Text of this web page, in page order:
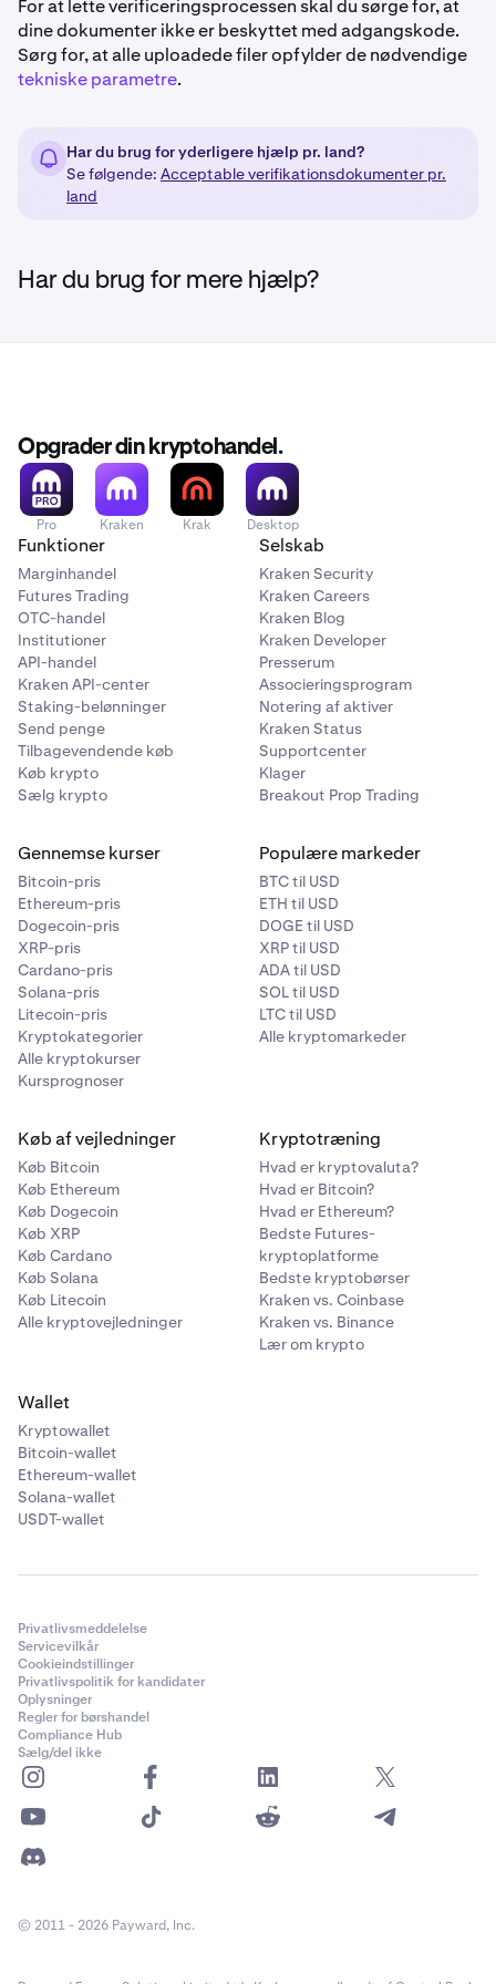
• Dokument udstedt af en offentlig myndighed
• Realkreditregning
• Skøde på fast ejendom
lejerens/bopælens underskrift
Skatteopgørelse for ejendommen
Brev fra NGO/NPO-organisationen vedrørende
•
Brev til bekræftelse af vælgerregistrering eller
postkort
Dokumenter på sprog, der anvender ikke-latinske tegn
(f.eks. russisk, kinesisk, thai, hebraisk osv.) en notariseret
oversættelse af din adressedokumentation vil
fremskynde behandlingstiden betydeligt.
Hvis din virksomhed driver Crypto og/eller Fiat ATMs, er
udfyldelse af dette spørgeskema obligatorisk.
Download fil her
indsendt som en del af din onboarding- eller
compliance-proces.
For at lette verificeringsprocessen skal du sørge for, at
dine dokumenter ikke er beskyttet med adgangskode.
Sørg for, at alle uploadede filer opfylder de nødvendige
tekniske parametre.
Har du brug for yderligere hjælp pr. land?
Se følgende: Acceptable verifikationsdokumenter pr.
land
Har du brug for mere hjælp?
Opgrader din kryptohandel.
Pro Kraken Krak Desktop
Funktioner
Marginhandel
Futures Trading
OTC-handel
Institutioner
API-handel
Kraken API-center
Staking-belønninger
Send penge
Tilbagevendende køb
Køb krypto
Sælg krypto
Selskab
Kraken Security
Kraken Careers
Kraken Blog
Kraken Developer
Presserum
Associeringsprogram
Notering af aktiver
Kraken Status
Supportcenter
Klager
Breakout Prop Trading
Gennemse kurser
Bitcoin-pris
Ethereum-pris
Dogecoin-pris
XRP-pris
Cardano-pris
Solana-pris
Litecoin-pris
Kryptokategorier
Alle kryptokurser
Kursprognoser
Populære markeder
BTC til USD
ETH til USD
DOGE til USD
XRP til USD
ADA til USD
SOL til USD
LTC til USD
Alle kryptomarkeder
Køb af vejledninger
Køb Bitcoin
Køb Ethereum
Køb Dogecoin
Køb XRP
Køb Cardano
Køb Solana
Køb Litecoin
Alle kryptovejledninger
Kryptotræning
Hvad er kryptovaluta?
Hvad er Bitcoin?
Hvad er Ethereum?
Bedste Futures-
kryptoplatforme
Bedste kryptobørser
Kraken vs. Coinbase
Kraken vs. Binance
Lær om krypto
Wallet
Kryptowallet
Bitcoin-wallet
Ethereum-wallet
Solana-wallet
USDT-wallet
Privatlivsmeddelelse
Servicevilkår
Cookieindstillinger
Privatlivspolitik for kandidater
Oplysninger
Regler for børshandel
Compliance Hub
Sælg/del ikke
© 2011 - 2026 Payward, Inc.